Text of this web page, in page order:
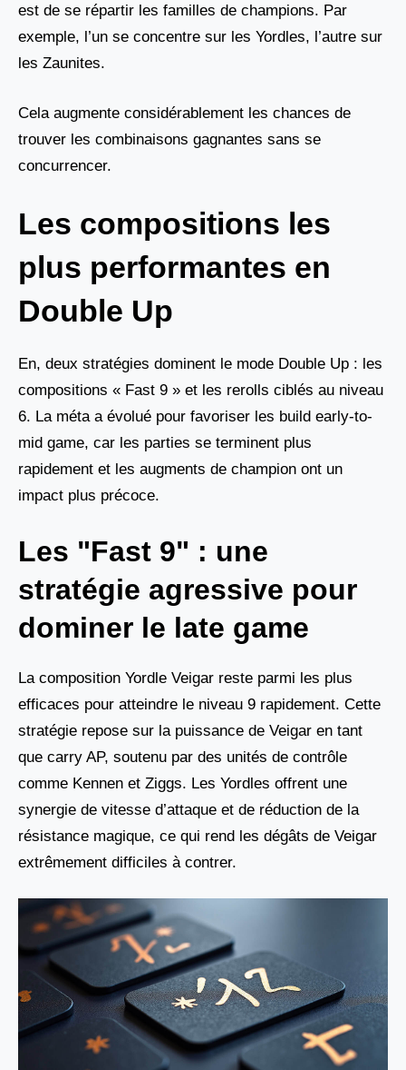
est de se répartir les familles de champions. Par
exemple, l’un se concentre sur les Yordles, l’autre sur
les Zaunites.
Cela augmente considérablement les chances de
trouver les combinaisons gagnantes sans se
concurrencer.
Les compositions les
plus performantes en
Double Up
En, deux stratégies dominent le mode Double Up : les
compositions « Fast 9 » et les rerolls ciblés au niveau
6. La méta a évolué pour favoriser les build early-to-
mid game, car les parties se terminent plus
rapidement et les augments de champion ont un
impact plus précoce.
Les "Fast 9" : une
stratégie agressive pour
dominer le late game
La composition Yordle Veigar reste parmi les plus
efficaces pour atteindre le niveau 9 rapidement. Cette
stratégie repose sur la puissance de Veigar en tant
que carry AP, soutenu par des unités de contrôle
comme Kennen et Ziggs. Les Yordles offrent une
synergie de vitesse d’attaque et de réduction de la
résistance magique, ce qui rend les dégâts de Veigar
extrêmement difficiles à contrer.